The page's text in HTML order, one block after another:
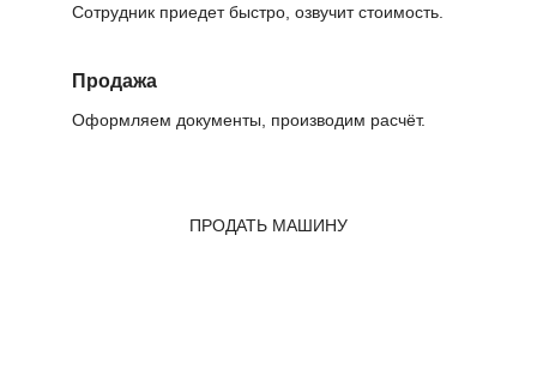
Сотрудник приедет быстро, озвучит стоимость.
Продажа
Оформляем документы, производим расчёт.
ПРОДАТЬ МАШИНУ